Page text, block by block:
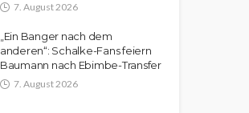
7. August 2026
„Ein Banger nach dem
anderen“: Schalke-Fans feiern
Baumann nach Ebimbe-Transfer
7. August 2026